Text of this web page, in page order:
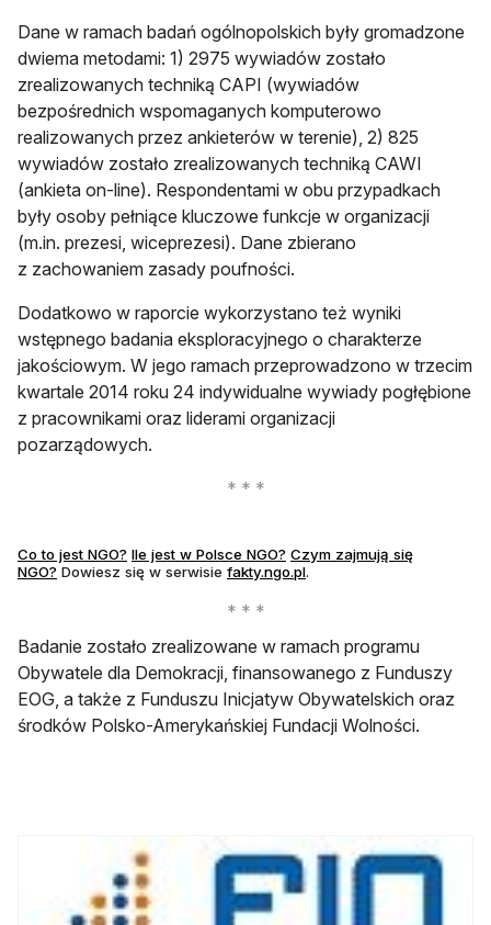
Dane w ramach badań ogólnopolskich były gromadzone
dwiema metodami: 1) 2975 wywiadów zostało
zrealizowanych techniką CAPI (wywiadów
bezpośrednich wspomaganych komputerowo
realizowanych przez ankieterów w terenie), 2) 825
wywiadów zostało zrealizowanych techniką CAWI
(ankieta on-line). Respondentami w obu przypadkach
były osoby pełniące kluczowe funkcje w organizacji
(m.in. prezesi, wiceprezesi). Dane zbierano
z zachowaniem zasady poufności.
Dodatkowo w raporcie wykorzystano też wyniki
wstępnego badania eksploracyjnego o charakterze
jakościowym. W jego ramach przeprowadzono w trzecim
kwartale 2014 roku 24 indywidualne wywiady pogłębione
z pracownikami oraz liderami organizacji
pozarządowych.
Co to jest NGO? Ile jest w Polsce NGO? Czym zajmują się
NGO? Dowiesz się w serwisie fakty.ngo.pl.
Badanie zostało zrealizowane w ramach programu
Obywatele dla Demokracji, finansowanego z Funduszy
EOG, a także z Funduszu Inicjatyw Obywatelskich oraz
środków Polsko-Amerykańskiej Fundacji Wolności.